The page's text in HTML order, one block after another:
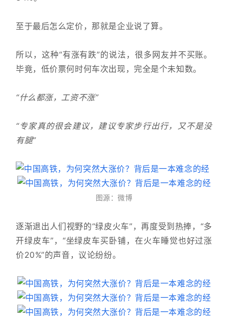
至于最后怎么定价，那就是企业说了算。
所以，这种“有涨有跌”的说法，很多网友并不买账。
毕竟，低价票何时何车次出现，完全是个未知数。
“什么都涨，工资不涨”
“专家真的很会建议，建议专家步行出行，又不是没
有腿”
图源：微博
逐渐退出人们视野的“绿皮火车”，再度受到热捧，“多
开绿皮车”，“坐绿皮车买卧铺，在火车睡觉也好过涨
价20%”的声音，议论纷纷。